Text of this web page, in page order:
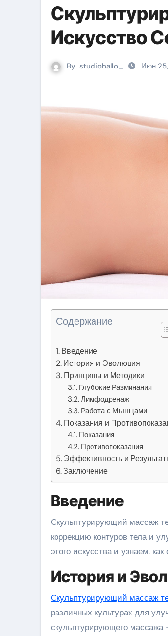
Искусство
By studiohallo_ Июн
Содержание
Введение
История и Эволюция
Принципы и Методики
Глубокие Разминания
Лимфодренаж
Работа с Мышцами
Показания и
Показания
Противопоказания
Эффективность и
Заключение
Введение
Скульптурирующий массаж тела — это не просто массаж, а настоящий ритуал, направленный на
коррекцию контуров тела и
этого искусства и узнаем,
История и
Скульптурирующий массаж
различных культурах для
скульптурирующего массажа